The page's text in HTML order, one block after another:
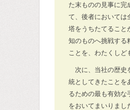
た末ものの見事に完
て、後者においては
塔をうちたてること
知のものへ挑戦する
ことを、わたくしど
次に、当社の歴史
統としてきたことを
るための最も有効な
をおいてまいりまし